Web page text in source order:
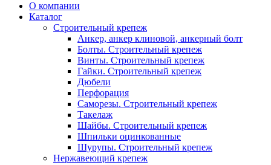
О компании
Каталог
Строительный крепеж
Анкер, анкер клиновой, анкерный болт
Болты. Строительный крепеж
Винты. Строительный крепеж
Гайки. Строительный крепеж
Дюбели
Перфорация
Саморезы. Строительный крепеж
Такелаж
Шайбы. Строительный крепеж
Шпильки оцинкованные
Шурупы. Строительный крепеж
Нержавеющий крепеж